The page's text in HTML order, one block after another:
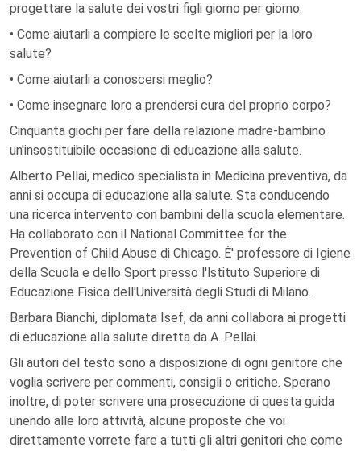
progettare la salute dei vostri figli giorno per giorno.
• Come aiutarli a compiere le scelte migliori per la loro
salute?
• Come aiutarli a conoscersi meglio?
• Come insegnare loro a prendersi cura del proprio corpo?
Cinquanta giochi per fare della relazione madre-bambino
un'insostituibile occasione di educazione alla salute.
Alberto Pellai, medico specialista in Medicina preventiva, da
anni si occupa di educazione alla salute. Sta conducendo
una ricerca intervento con bambini della scuola elementare.
Ha collaborato con il National Committee for the
Prevention of Child Abuse di Chicago. È' professore di Igiene
della Scuola e dello Sport presso l'lstituto Superiore di
Educazione Fisica dell'Università degli Studi di Milano.
Barbara Bianchi, diplomata Isef, da anni collabora ai progetti
di educazione alla salute diretta da A. Pellai.
Gli autori del testo sono a disposizione di ogni genitore che
voglia scrivere per commenti, consigli o critiche. Sperano
inoltre, di poter scrivere una prosecuzione di questa guida
unendo alle loro attività, alcune proposte che voi
direttamente vorrete fare a tutti gli altri genitori che come